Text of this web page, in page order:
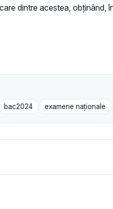
dintre acestea, obținând,
bac2024 examene naţionale